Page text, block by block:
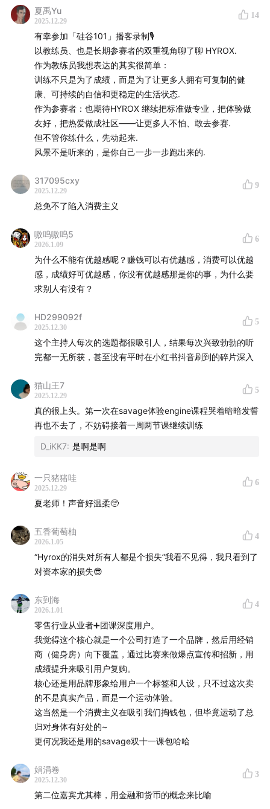
39:40 谈谈一项运动成为流行的偶然与必然
推广Hyrox，从和健身房搞好关系开始
盈方投资Hyrox，看中了一个可以量化训练成果的
健身赛事
拆解Hyrox商业模式：门票+赞助+零售+IP授权
另类团课：标准化的比赛规则，和非标准化的训练
4年时间：伦敦站报名者从600人到4万人
50:39 沉浸式带动观众，把观赛点安在比赛场地中央
从10家到200家，说服健身房为小众比赛和小众人群
55:18 Hyrox的推广，国外重精英，国内重鼓励
57:25
01:00:14 避免热度消散，和生态参与者打造利益共同体
Hyrox比赛规则详解
混合训练（综合体能训练）：区别于单一力训、有氧运
动，强调平衡发展身体稳定性、灵活性、协调性、力量、
耐力、爆发力等多项运动素质，致力于帮助训练者达到全
面强健的目标，从而提高生活质量的训练方式。
系统和有氧氧化系统构成：磷酸原系统作为瞬时供能机
制，通过ATP-CP分解为高强度短时运动提供6-8秒能量支
持；糖酵解系统在无氧状态下分解糖原产生ATP，维持1-3
分钟中高强度运动需求；有氧氧化系统主导长时间低强度
活动的能量供应。运动强度和时间共同决定三大系统的供
能权重。
泓君
【后期】
AMEI
【运营】
【BGM】
Whiskey & Gasoline - Def Lev
The Vindicator Waltz - FormantX
The Pump - Bonkers Beat Club
Star Voyage - Out To The World
【在这里找到我们】
夏禹Yu
2025.12.29
14
有幸参加「硅谷101」播客录制🎙️
以教练员、也是长期参赛者的双重视角聊了聊 HYROX.
作为教练员我想表达的其实很简单：
训练不只是为了成绩，而是为了让更多人拥有可复制的健
康、可持续的自信和更稳定的生活状态.
作为参赛者：也期待HYROX 继续把标准做专业，把体验做
友好，把热爱做成社区——让更多人不怕、敢去参赛.
但不管你练什么，先动起来.
风景不是听来的，是你自己一步一步跑出来的.
317095cxy
2025.12.29
9
总免不了陷入消费主义
嗷呜嗷呜5
2026.1.09
6
为什么不能有优越感呢？赚钱可以有优越感，消费可以优越
感，成绩好可优越感，你没有优越感那是你的事，为什么要
求别人有没有？
HD299092f
2025.12.30
5
这个主持人每次的选题都很吸引人，结果每次兴致勃勃的听
完都一无所获，甚至没有平时在小红书抖音刷到的碎片深入
猫山王7
2025.12.29
5
真的很上头。第一次在savage体验engine课程哭着暗暗发誓
再也不去了，不妨碍接着一周两节课继续训练
D_iKK7: 是啊是啊
一只猪猪哇
2025.12.29
6
夏老师！声音好温柔🥺
五香葡萄柚
2026.1.05
4
“Hyrox的消失对所有人都是个损失”我看不见得，我只看到了
对资本家的损失😎
东到海
2026.1.01
4
零售行业从业者➕团课深度用户。
我觉得这个核心就是一个公司打造了一个品牌，然后用经销
商（健身房）向下覆盖，通过比赛来做爆点宣传和招新，用
成绩提升来吸引用户复购。
核心还是用品牌形象给用户一个标签和人设，只不过这次卖
的不是真实产品，而是一个运动体验。
这当然是一个消费主义在吸引我们掏钱包，但毕竟运动了总
归对身体有好处的~
更何况我还是用的savage双十一课包哈哈
娟涓卷
2025.12.30
3
第二位嘉宾尤其棒，用金融和货币的概念来比喻